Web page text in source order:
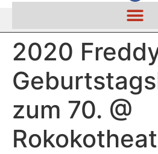
2020
zum 70. @